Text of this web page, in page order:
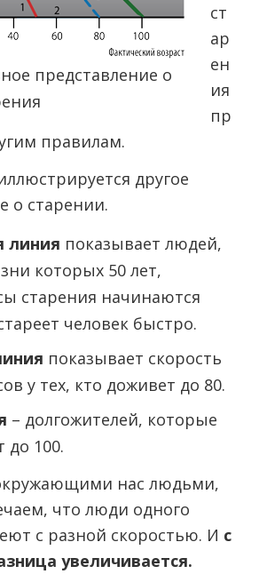
представление о
ст
ар
ен
ия
пр
правилам.
другое
о старении.
линия показывает людей,
которых 50 лет,
старения начинаются
человек быстро.
показывает скорость
у тех, кто доживет до 80.
– долгожителей, которые
до 100.
нас людьми,
что люди одного
с разной скоростью. И с
увеличивается.